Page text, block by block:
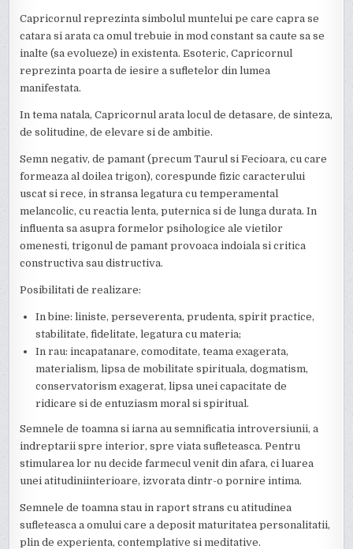
Capricornul reprezinta simbolul muntelui pe care capra se
catara si arata ca omul trebuie in mod constant sa caute sa se
inalte (sa evolueze) in existenta. Esoteric, Capricornul
reprezinta poarta de iesire a sufletelor din lumea
manifestata.
In tema natala, Capricornul arata locul de detasare, de sinteza,
de solitudine, de elevare si de ambitie.
Semn negativ, de pamant (precum Taurul si Fecioara, cu care
formeaza al doilea trigon), corespunde fizic caracterului
uscat si rece, in stransa legatura cu temperamental
melancolic, cu reactia lenta, puternica si de lunga durata. In
influenta sa asupra formelor psihologice ale vietilor
omenesti, trigonul de pamant provoaca indoiala si critica
constructiva sau distructiva.
Posibilitati de realizare:
In bine: liniste, perseverenta, prudenta, spirit practice,
stabilitate, fidelitate, legatura cu materia;
In rau: incapatanare, comoditate, teama exagerata,
materialism, lipsa de mobilitate spirituala, dogmatism,
conservatorism exagerat, lipsa unei capacitate de
ridicare si de entuziasm moral si spiritual.
Semnele de toamna si iarna au semnificatia introversiunii, a
indreptarii spre interior, spre viata sufleteasca. Pentru
stimularea lor nu decide farmecul venit din afara, ci luarea
unei atitudiniinterioare, izvorata dintr-o pornire intima.
Semnele de toamna stau in raport strans cu atitudinea
sufleteasca a omului care a deposit maturitatea personalitatii,
plin de experienta, contemplative si meditative.